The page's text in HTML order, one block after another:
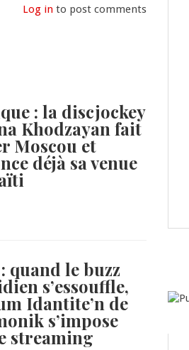
Log in to post comments
: la discjockey
Khodzayan fait
Moscou et
déjà sa venue
quand le buzz
s’essouffle,
Idantite’n de
s’impose
streaming